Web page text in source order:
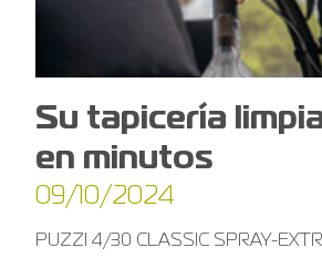
Su tapicería
en minutos
09/10/2024
PUZZI 4/30 CLASSIC SPRAY-